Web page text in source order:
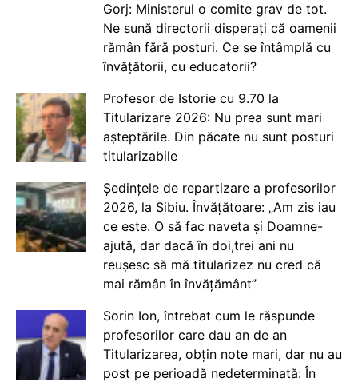
Gorj: Ministerul o comite grav de tot.
Ne sună directorii disperați că oamenii
rămân fără posturi. Ce se întâmplă cu
învățătorii, cu educatorii?
Profesor de Istorie cu 9.70 la
Titularizare 2026: Nu prea sunt mari
așteptările. Din păcate nu sunt posturi
titularizabile
Ședințele de repartizare a profesorilor
2026, la Sibiu. Învățătoare: „Am zis iau
ce este. O să fac naveta și Doamne-
ajută, dar dacă în doi,trei ani nu
reușesc să mă titularizez nu cred că
mai rămân în învățământ”
Sorin Ion, întrebat cum le răspunde
profesorilor care dau an de an
Titularizarea, obțin note mari, dar nu au
post pe perioadă nedeterminată: În